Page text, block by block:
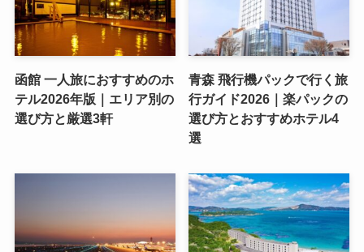
函館 一人旅におすすめのホ
テル2026年版｜エリア別の
選び方と厳選3軒
青森 飛行機パックで行く旅
行ガイド2026｜楽パックの
選び方とおすすめホテル4
選